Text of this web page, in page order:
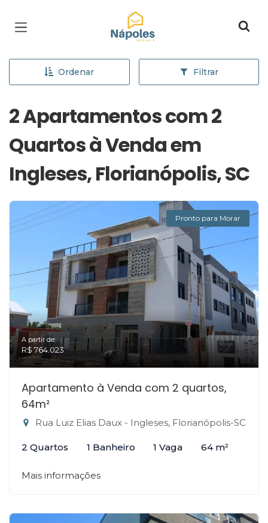
Página inicial
Ordenar Filtrar
2 Apartamentos com 2
Quartos à Venda em
Ingleses, Florianópolis, SC
Pronto para Morar
A partir de:
R$ 764.023
Apartamento à Venda com 2 quartos,
64m²
Rua Luiz Elias Daux - Ingleses, Florianópolis-SC
2 Quartos 1 Banheiro 1 Vaga 64 m²
Mais informações